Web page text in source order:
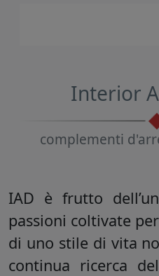
Interior
complementi
IAD è frutto
passioni coltivate
di uno stile di vita
continua ricerca